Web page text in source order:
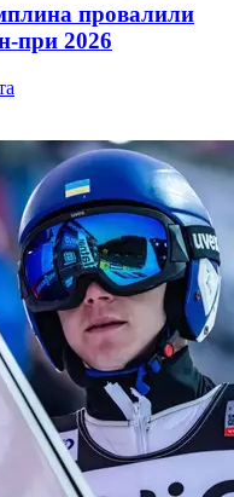
провалили
при 2026